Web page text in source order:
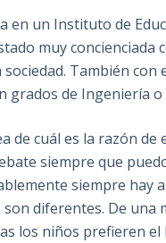
en un Instituto de
muy concienciada
También
de Ingeniería o
de cuál es la razón
siempre que
siempre hay
diferentes. De
los niños prefieren